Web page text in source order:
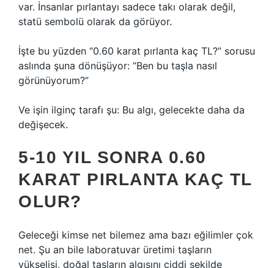
var. İnsanlar pırlantayı sadece takı olarak değil,
statü sembolü olarak da görüyor.
İşte bu yüzden “0.60 karat pırlanta kaç TL?” sorusu
aslında şuna dönüşüyor: “Ben bu taşla nasıl
görünüyorum?”
Ve işin ilginç tarafı şu: Bu algı, gelecekte daha da
değişecek.
5-10 YIL SONRA 0.60
KARAT PIRLANTA KAÇ TL
OLUR?
Geleceği kimse net bilemez ama bazı eğilimler çok
net. Şu an bile laboratuvar üretimi taşların
yükselişi, doğal taşların algısını ciddi şekilde